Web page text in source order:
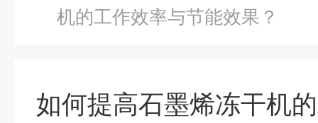
机的工作效率与节能效果？
如何提高石墨烯冻干机